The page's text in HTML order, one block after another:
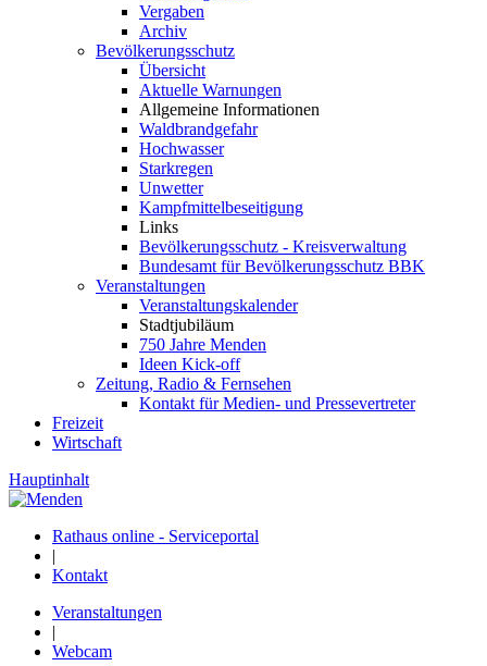
Vergaben
Archiv
Bevölkerungsschutz
Übersicht
Aktuelle Warnungen
Allgemeine Informationen
Waldbrandgefahr
Hochwasser
Starkregen
Unwetter
Kampfmittelbeseitigung
Links
Bevölkerungsschutz - Kreisverwaltung
Bundesamt für Bevölkerungsschutz BBK
Veranstaltungen
Veranstaltungskalender
Stadtjubiläum
750 Jahre Menden
Ideen Kick-off
Zeitung, Radio & Fernsehen
Kontakt für Medien- und Pressevertreter
Freizeit
Wirtschaft
Hauptinhalt
Rathaus online - Serviceportal
|
Kontakt
Veranstaltungen
|
Webcam